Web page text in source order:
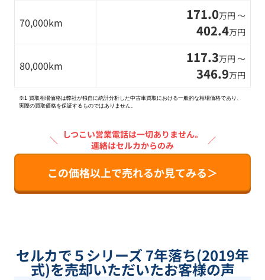
70,000km 171.0万円 〜
402.4万円
80,000km 117.3万円 〜
346.9万円
※1 買取相場価格は弊社が独自に統計分析した中古車買取における一般的な相場価格であり、
実際の買取価格を保証するものではありません。
＼ しつこい営業電話は一切ありません。
連絡はセルカからのみ
／
この価格以上で売れるか見てみる＞
セルカで５シリーズ 7年落ち(2019年
式)を売却いただいたお客様の声